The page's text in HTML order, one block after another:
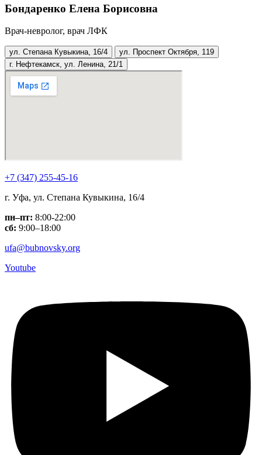
Бондаренко Елена Борисовна
Врач-невролог, врач ЛФК
ул. Степана Кувыкина, 16/4
ул. Проспект Октября, 119
г. Нефтекамск, ул. Ленина, 21/1
+7 (347) 255-45-16
г. Уфа, ул. Степана Кувыкина, 16/4
пн–пт: 8:00-22:00
сб: 9:00–18:00
ufa@bubnovsky.org
Youtube